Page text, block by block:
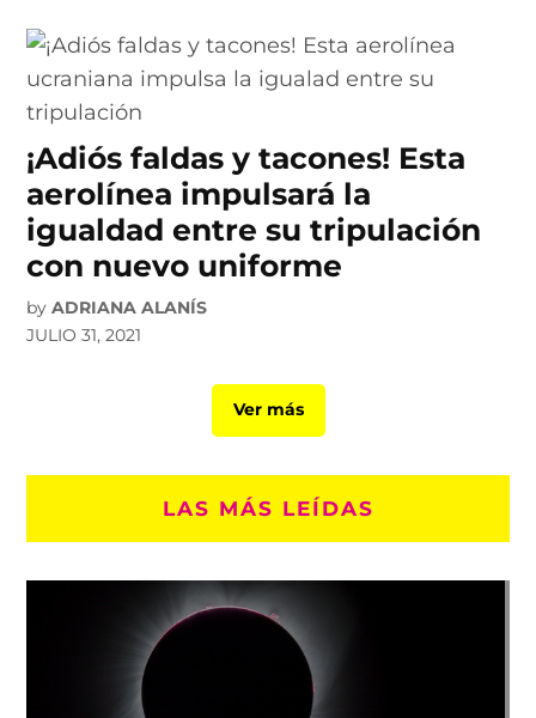
¡Adiós faldas y tacones! Esta
aerolínea impulsará la
igualdad entre su tripulación
con nuevo uniforme
by ADRIANA ALANÍS
JULIO 31, 2021
Ver más
LAS MÁS LEÍDAS